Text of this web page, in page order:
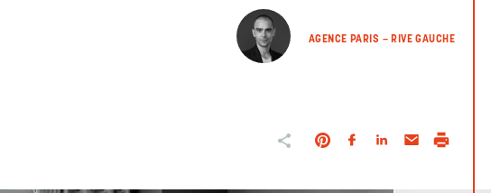
AGENCE PARIS – RIVE GAUCHE